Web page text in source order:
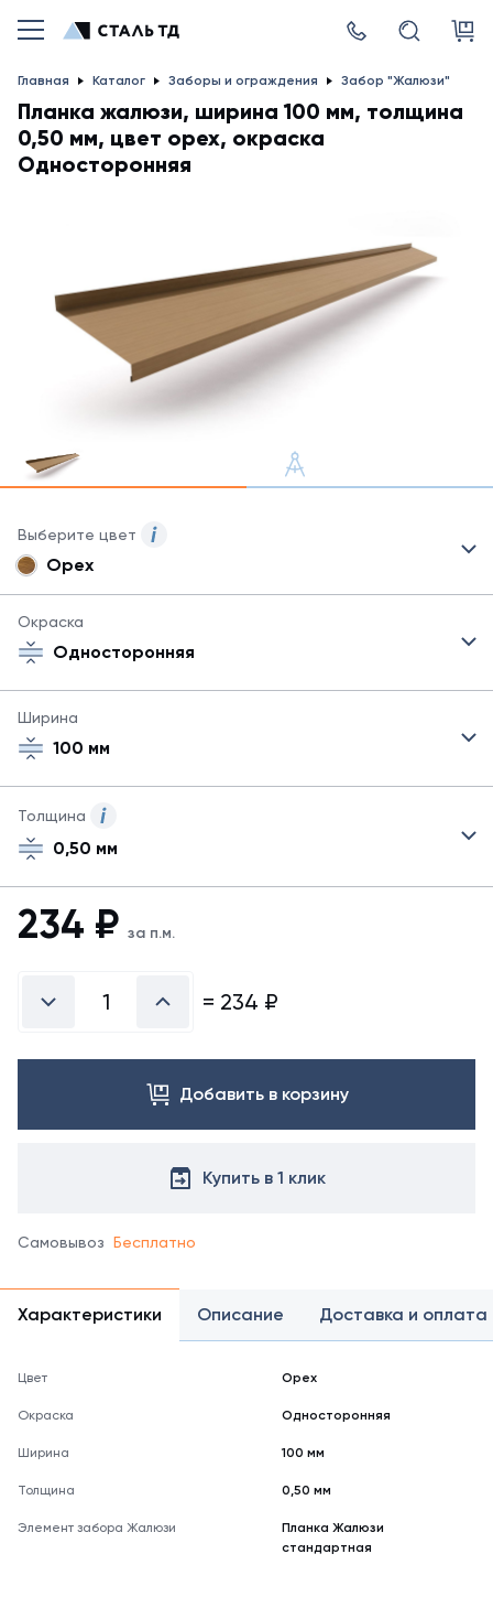
Главная Каталог Заборы и ограждения Забор "Жалюзи"
Планка жалюзи, ширина 100 мм, толщина
0,50 мм, цвет орех, окраска
Односторонняя
Выберите цвет
быть
все
цвета
справочнике
Орех
Окраска
Односторонняя
Ширина
100 мм
Толщина
0,50 мм
234 ₽ за п.м.
= 234 ₽
Добавить в корзину
Купить в 1 клик
Самовывоз Бесплатно
Характеристики Описание Доставка и оплата
Цвет Орех
Окраска Односторонняя
Ширина 100 мм
Толщина 0,50 мм
Элемент забора Жалюзи
Планка Жалюзи
стандартная